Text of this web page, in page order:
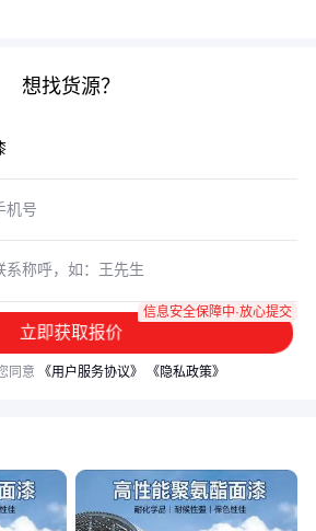
想找货源？
立即获取报价
信息安全保障中·放心提交
同意 《用户服务协议》 《隐私政策》